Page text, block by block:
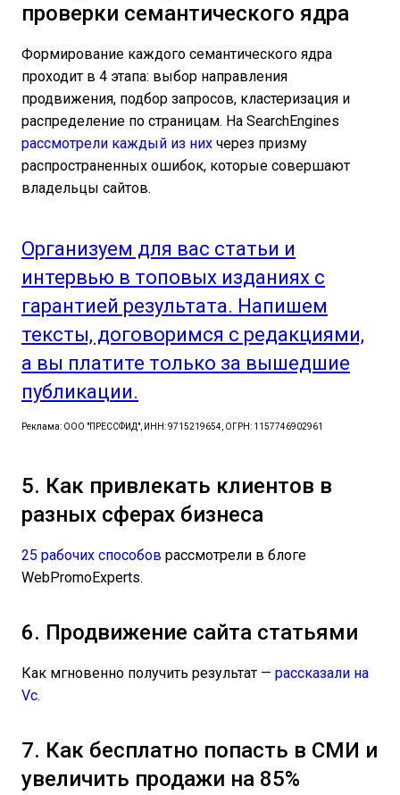
проверки семантического ядра
Формирование каждого семантического ядра
проходит в 4 этапа: выбор направления
продвижения, подбор запросов, кластеризация и
распределение по страницам. На SearchEngines
рассмотрели каждый из них через призму
распространенных ошибок, которые совершают
владельцы сайтов.
Организуем для вас статьи и
интервью в топовых изданиях с
гарантией результата. Напишем
тексты, договоримся с редакциями,
а вы платите только за вышедшие
публикации.
Реклама: ООО "ПРЕССФИД", ИНН: 9715219654, ОГРН: 1157746902961
5. Как привлекать клиентов в
разных сферах бизнеса
25 рабочих способов рассмотрели в блоге
WebPromoExperts.
6. Продвижение сайта статьями
Как мгновенно получить результат — рассказали на
Vc.
7. Как бесплатно попасть в СМИ и
увеличить продажи на 85%